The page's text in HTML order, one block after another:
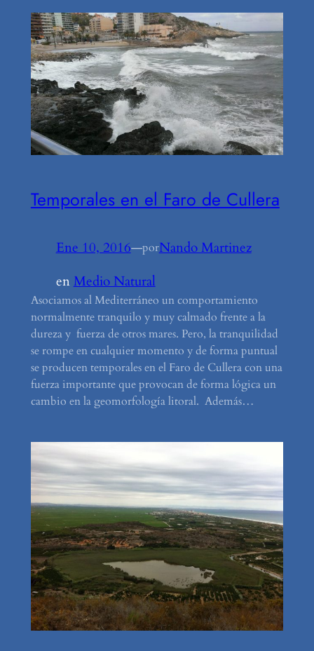
Temporales en el Faro de Cullera
Ene 10, 2016—porNando Martinez
enMedio Natural
Asociamos al Mediterráneo un comportamiento
normalmente tranquilo y muy calmado frente a la
dureza y fuerza de otros mares. Pero, la tranquilidad
se rompe en cualquier momento y de forma puntual
se producen temporales en el Faro de Cullera con una
fuerza importante que provocan de forma lógica un
cambio en la geomorfología litoral. Además…